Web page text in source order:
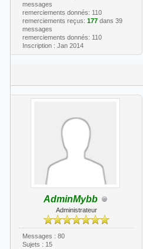
messages
remerciements donnés: 110
remerciements reçus: 177dans 39
messages
remerciements donnés: 110
Inscription : Jan 2014
AdminMybb
Administrateur
Messages : 80
Sujets : 15